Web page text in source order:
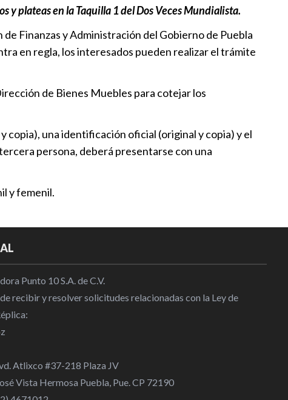
al Puebla en el inicio de la
y la Selección Sub23 van por la
Oro en JCCyC 2026
con el Real Madrid hasta
| 12:21
un objetivo, pero vamos por el
Álex Diego
se acerca al River Plate, una
que sacude el fútbol
y plateas en la Taquilla 1 del Dos Veces Mundialista.
Finanzas y Administración del Gobierno de Puebla
en regla, los interesados pueden realizar el trámite
de Bienes Muebles para cotejar los
una identificación oficial (original y copia) y el
persona, deberá presentarse con una
y femenil.
Punto 10 S.A. de C.V.
recibir y resolver solicitudes relacionadas con la Ley de
Atlixco #37-218 Plaza JV
Vista Hermosa Puebla, Pue. CP 72190